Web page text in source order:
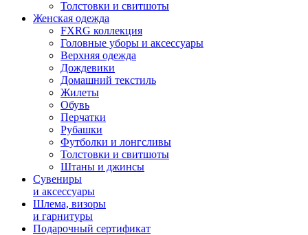
Толстовки и свитшоты
Женская одежда
FXRG коллекция
Головные уборы и аксессуары
Верхняя одежда
Дождевики
Домашний текстиль
Жилеты
Обувь
Перчатки
Рубашки
Футболки и лонгсливы
Толстовки и свитшоты
Штаны и джинсы
Сувениры
и аксессуары
Шлема, визоры
и гарнитуры
Подарочный сертификат